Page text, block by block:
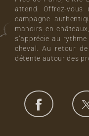
attend. Offrez-vous
campagne
manoirs en
s’apprécie au
cheval. Au retour
détente autour des